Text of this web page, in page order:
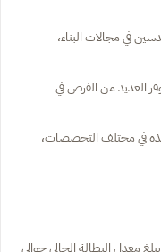
في مجالات البناء،
العديد من الفرص في
في مختلف التخصصات،
معدل البطالة الحالي حوالي